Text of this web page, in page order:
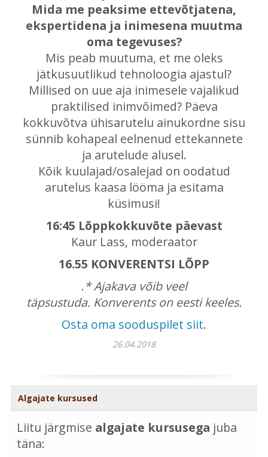
Mida me peaksime ettevõtjatena,
ekspertidena ja inimesena muutma
oma tegevuses?
Mis peab muutuma, et me oleks
jätkusuutlikud tehnoloogia ajastul?
Millised on uue aja inimesele vajalikud
praktilised inimvõimed? Päeva
kokkuvõtva ühisarutelu ainukordne sisu
sünnib kohapeal eelnenud ettekannete
ja arutelude alusel.
Kõik kuulajad/osalejad on oodatud
arutelus kaasa lööma ja esitama
küsimusi!
16:45 Lõppkokkuvõte päevast
Kaur Lass, moderaator
16.55 KONVERENTSI LÕPP
.* Ajakava võib veel
täpsustuda. Konverents on eesti keeles.
Osta oma sooduspilet siit.
26.04.2018
Algajate kursused
Liitu järgmise algajate kursusega juba
täna: